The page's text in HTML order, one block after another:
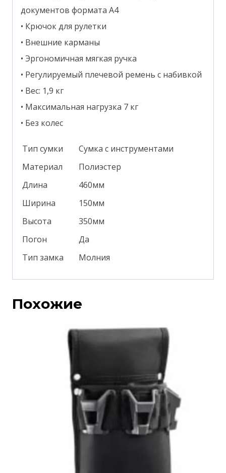
документов формата А4
• Крючок для рулетки
• Внешние карманы
• Эргономичная мягкая ручка
• Регулируемый плечевой ремень с набивкой
• Вес: 1,9 кг
• Максимальная нагрузка 7 кг
• Без колес
Тип сумки
Сумка с инструментами
Материал
Полиэстер
Длина
460мм
Ширина
150мм
Высота
350мм
Погон
Да
Тип замка
Молния
Похожие